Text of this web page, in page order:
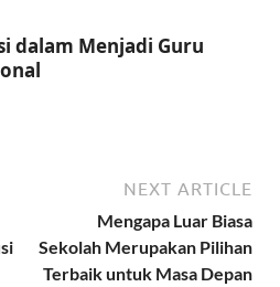
dalam Menjadi Guru
NEXT ARTICLE
Mengapa Luar Biasa
Sekolah Merupakan Pilihan
Terbaik untuk Masa Depan